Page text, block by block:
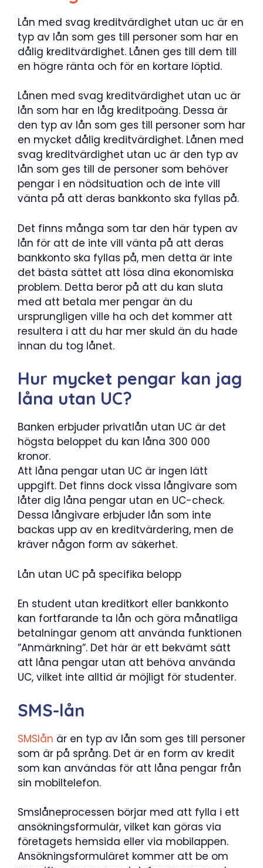
Lån med svag kreditvärdighet utan uc är en
typ av lån som ges till personer som har en
dålig kreditvärdighet. Lånen ges till dem till
en högre ränta och för en kortare löptid.
Lånen med svag kreditvärdighet utan uc är
lån som har en låg kreditpoäng. Dessa är
den typ av lån som ges till personer som har
en mycket dålig kreditvärdighet. Lånen med
svag kreditvärdighet utan uc är den typ av
lån som ges till de personer som behöver
pengar i en nödsituation och de inte vill
vänta på att deras bankkonto ska fyllas på.
Det finns många som tar den här typen av
lån för att de inte vill vänta på att deras
bankkonto ska fyllas på, men detta är inte
det bästa sättet att lösa dina ekonomiska
problem. Detta beror på att du kan sluta
med att betala mer pengar än du
ursprungligen ville ha och det kommer att
resultera i att du har mer skuld än du hade
innan du tog lånet.
Hur mycket pengar kan jag
låna utan UC?
Banken erbjuder privatlån utan UC är det
högsta beloppet du kan låna 300 000
kronor.
Att låna pengar utan UC är ingen lätt
uppgift. Det finns dock vissa långivare som
låter dig låna pengar utan en UC-check.
Dessa långivare erbjuder lån som inte
backas upp av en kreditvärdering, men de
kräver någon form av säkerhet.
Lån utan UC på specifika belopp
En student utan kreditkort eller bankkonto
kan fortfarande ta lån och göra månatliga
betalningar genom att använda funktionen
”Anmärkning”. Det här är ett bekvämt sätt
att låna pengar utan att behöva använda
UC, vilket inte alltid är möjligt för studenter.
SMS-lån
SMSlån är en typ av lån som ges till personer
som är på språng. Det är en form av kredit
som kan användas för att låna pengar från
sin mobiltelefon.
Smslåneprocessen börjar med att fylla i ett
ansökningsformulär, vilket kan göras via
företagets hemsida eller via mobilappen.
Ansökningsformuläret kommer att be om